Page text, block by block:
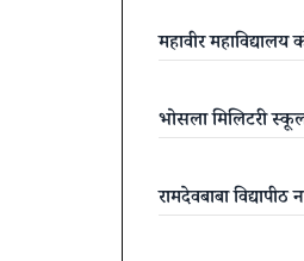
महावीर
भोसला मिलिटरी
रामदेवबाबा